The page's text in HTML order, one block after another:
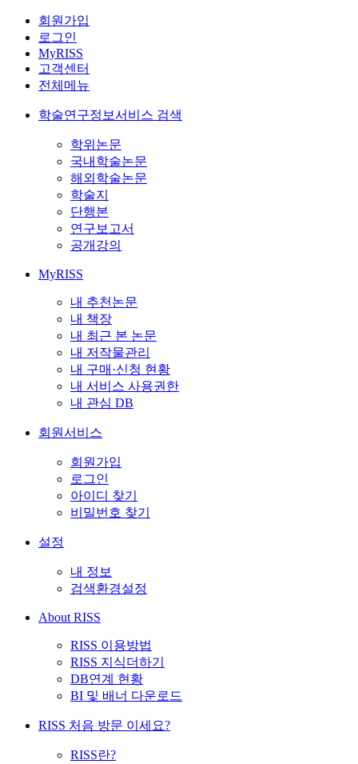
회원가입
로그인
MyRISS
고객센터
전체메뉴
학술연구정보서비스 검색
학위논문
국내학술논문
해외학술논문
학술지
단행본
연구보고서
공개강의
MyRISS
내 추천논문
내 책장
내 최근 본 논문
내 저작물관리
내 구매·신청 현황
내 서비스 사용권한
내 관심 DB
회원서비스
회원가입
로그인
아이디 찾기
비밀번호 찾기
설정
내 정보
검색환경설정
About RISS
RISS 이용방법
RISS 지식더하기
DB연계 현황
BI 및 배너 다운로드
RISS 처음 방문 이세요?
RISS란?